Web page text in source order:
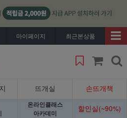
마이페이지 최근본상품
뜨개실
손뜨개책
온라인클래스
아카데미
할인실(~90%)